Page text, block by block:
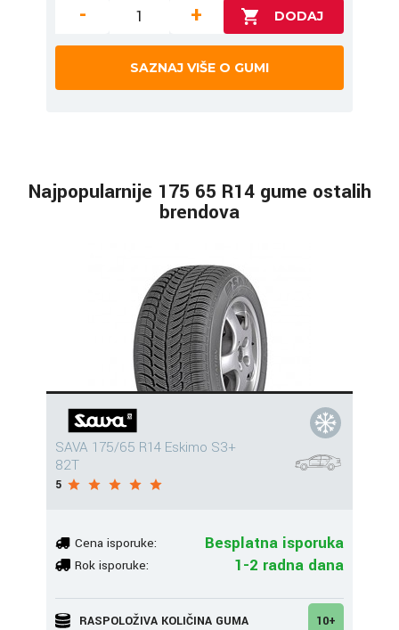
- +
SAZNAJ VIŠE O GUMI
Najpopularnije 175 65 R14 gume ostalih
brendova
SAVA 175/65 R14 Eskimo S3+
82T
5
Cena isporuke: Besplatna isporuka
Rok isporuke: 1-2 radna dana
RASPOLOŽIVA KOLIČINA GUMA 10+